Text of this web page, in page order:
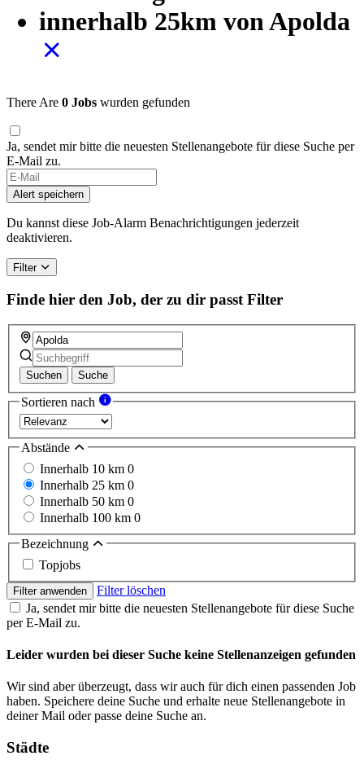
innerhalb 25km von Apolda
There Are 0 Jobs wurden gefunden
Ja, sendet mir bitte die neuesten Stellenangebote für diese Suche per
E-Mail zu.
Alert speichern
Du kannst diese Job-Alarm Benachrichtigungen jederzeit
deaktivieren.
Filter
Finde hier den Job, der zu dir passt Filter
Suchen Suche
Sortieren nach
Abstände
Innerhalb 10 km 0
Innerhalb 25 km 0
Innerhalb 50 km 0
Innerhalb 100 km 0
Bezeichnung
Topjobs
Filter anwenden
Filter löschen
Ja, sendet mir bitte die neuesten Stellenangebote für diese Suche
per E-Mail zu.
Leider wurden bei dieser Suche keine Stellenanzeigen gefunden
Wir sind aber überzeugt, dass wir auch für dich einen passenden Job
haben. Speichere deine Suche und erhalte neue Stellenangebote in
deiner Mail oder passe deine Suche an.
Städte